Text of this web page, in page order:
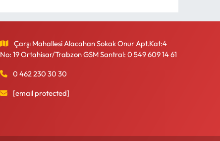
Çarşı Mahallesi Alacahan Sokak Onur Apt.Kat:4
No: 19 Ortahisar/Trabzon GSM Santral: 0 549 609 14 61
0 462 230 30 30
[email protected]